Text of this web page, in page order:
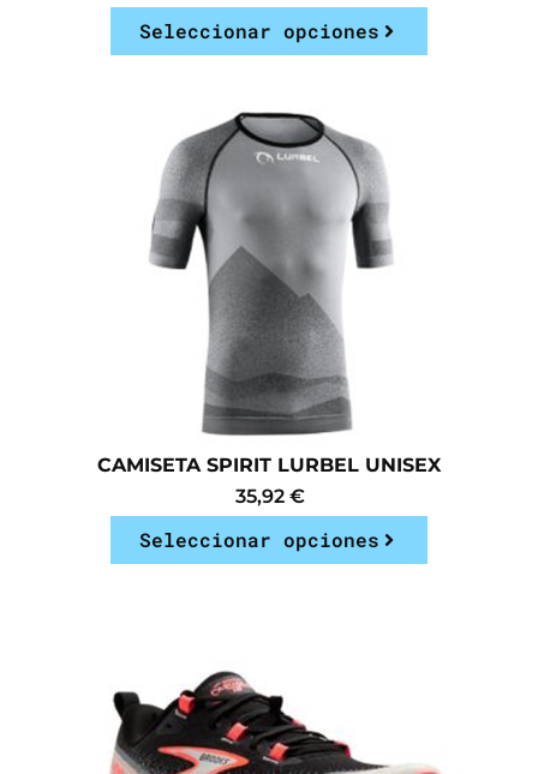
Seleccionar opciones
CAMISETA SPIRIT LURBEL UNISEX
35,92 €
Seleccionar opciones